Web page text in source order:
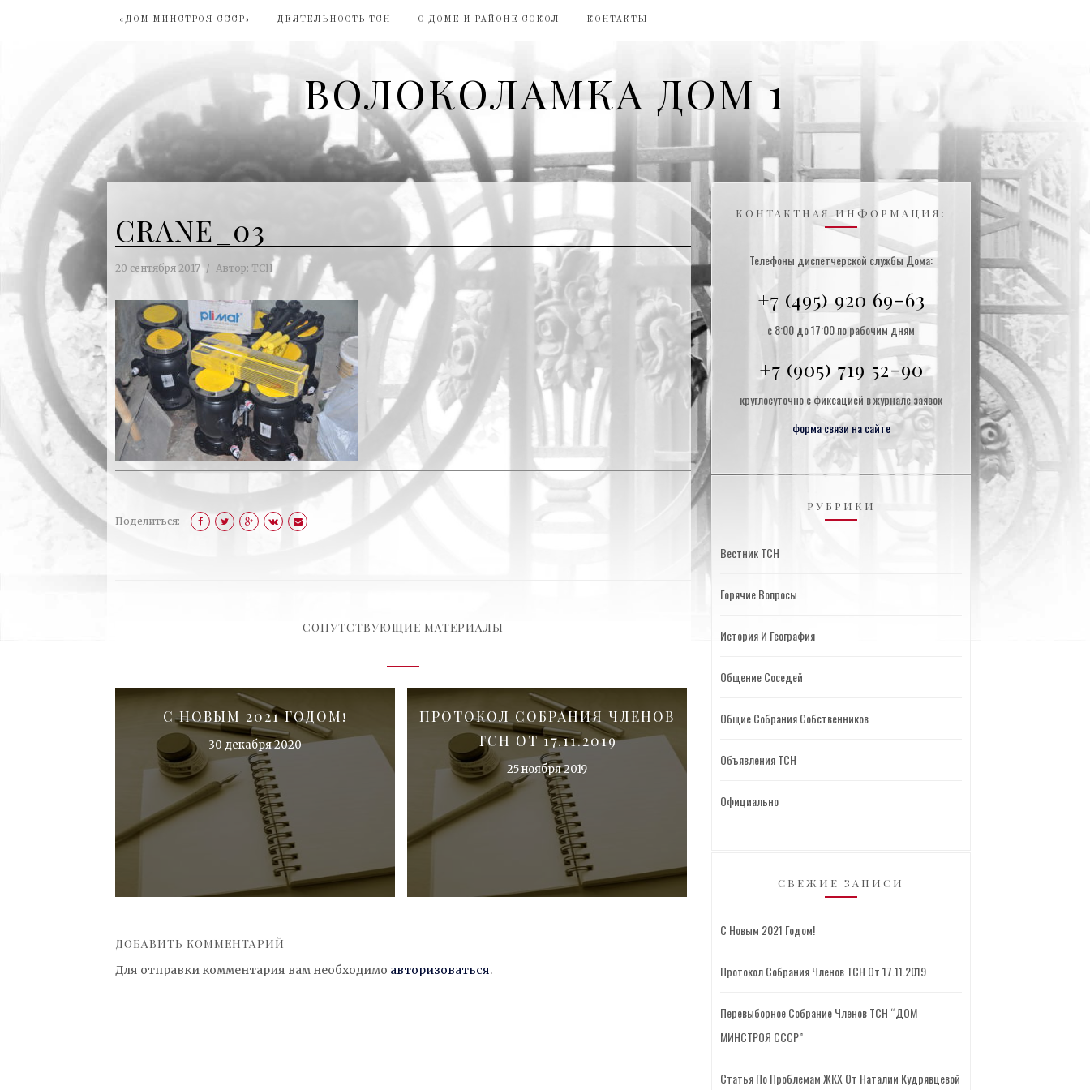
«ДОМ МИНСТРОЯ СССР» ДЕЯТЕЛЬНОСТЬ ТСН О ДОМЕ И РАЙОНЕ СОКОЛ КОНТАКТЫ
ВОЛОКОЛАМКА ДОМ 1
CRANE_03
20 сентября 2017 Автор: ТСН
Поделиться:
СОПУТСТВУЮЩИЕ МАТЕРИАЛЫ
С НОВЫМ 2021 ГОДОМ!
30 декабря 2020
ПРОТОКОЛ СОБРАНИЯ ЧЛЕНОВ
ТСН ОТ 17.11.2019
25 ноября 2019
ДОБАВИТЬ КОММЕНТАРИЙ
Для отправки комментария вам необходимо авторизоваться.
КОНТАКТНАЯ ИНФОРМАЦИЯ:
Телефоны диспетчерской службы Дома:
+7 (495) 920 69-63
с 8:00 до 17:00 по рабочим дням
+7 (905) 719 52-90
круглосуточно с фиксацией в журнале заявок
форма связи на сайте
РУБРИКИ
Вестник ТСН
Горячие Вопросы
История И География
Общение Соседей
Общие Собрания Собственников
Объявления ТСН
Официально
СВЕЖИЕ ЗАПИСИ
С Новым 2021 Годом!
Протокол Собрания Членов ТСН От 17.11.2019
Перевыборное Собрание Членов ТСН “ДОМ
МИНСТРОЯ СССР”
Статья По Проблемам ЖКХ От Наталии Кудрявцевой